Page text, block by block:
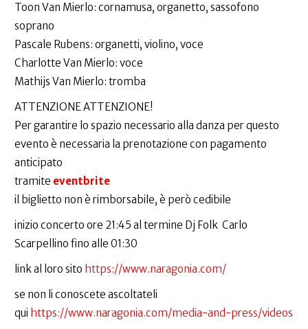
Toon Van Mierlo: cornamusa, organetto, sassofono
soprano
Pascale Rubens: organetti, violino, voce
Charlotte Van Mierlo: voce
Mathijs Van Mierlo: tromba
ATTENZIONE ATTENZIONE!
Per garantire lo spazio necessario alla danza per questo
evento è necessaria la prenotazione con pagamento
anticipato
tramite eventbrite
il biglietto non è rimborsabile, è però cedibile
inizio concerto ore 21:45 al termine Dj Folk Carlo
Scarpellino fino alle 01:30
link al loro sito https://www.naragonia.com/
se non li conoscete ascoltateli
qui https://www.naragonia.com/media-and-press/videos